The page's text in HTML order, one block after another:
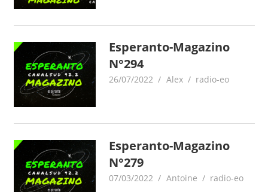
Esperanto-Magazino
N°294
26/07/2022 Alex radio-eo
Esperanto-Magazino
N°279
07/03/2022 Antoine radio-eo